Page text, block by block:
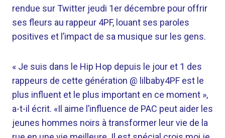
rendue sur Twitter jeudi 1er décembre pour offrir
ses fleurs au rappeur 4PF, louant ses paroles
positives et l’impact de sa musique sur les gens.
« Je suis dans le Hip Hop depuis le jour et 1 des
rappeurs de cette génération @ lilbaby4PF est le
plus influent et le plus important en ce moment »,
a-t-il écrit. «Il aime l’influence de PAC peut aider les
jeunes hommes noirs à transformer leur vie de la